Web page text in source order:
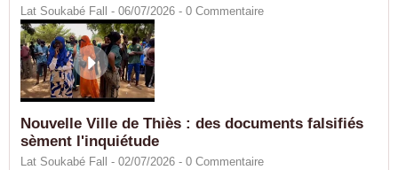
Lat Soukabé Fall - 06/07/2026 - 0 Commentaire
Nouvelle Ville de Thiès : des documents falsifiés
sèment l'inquiétude
Lat Soukabé Fall - 02/07/2026 - 0 Commentaire